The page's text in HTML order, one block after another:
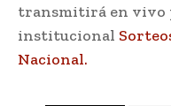
transmitirá en vivo
institucional
Nacional.